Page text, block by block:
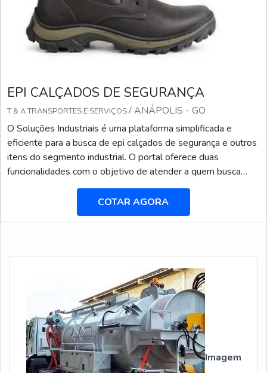
EPI CALÇADOS DE SEGURANÇA
T & A TRANSPORTES E SERVIÇOS/ ANÁPOLIS - GO
O Soluções Industriais é uma plataforma simplificada e
eficiente para a busca de epi calçados de segurança e outros
itens do segmento industrial. O portal oferece duas
funcionalidades com o objetivo de atender a quem busca
produtos e serviços dentro do segmento industrial ou
empresas com interesse na divulgação de seus produtos e
serviços de forma centralizada e ágil.A plataforma oferece
COTAR AGORA
Imagem